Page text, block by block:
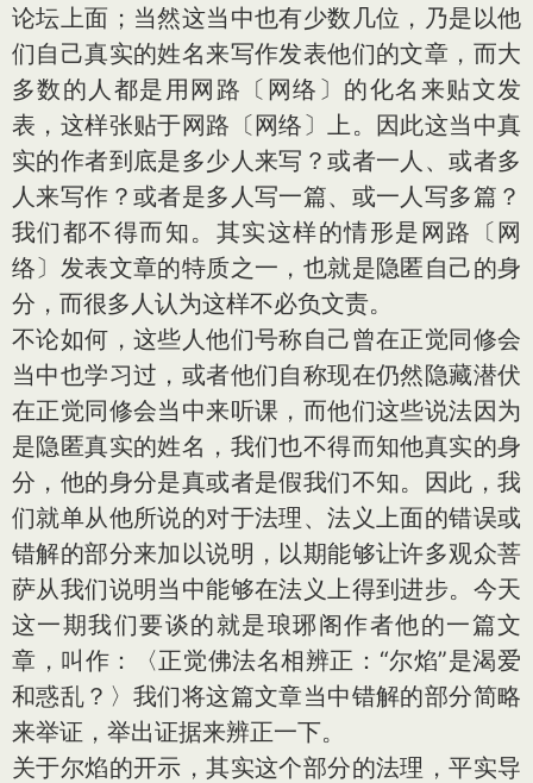
论坛上面；当然这当中也有少数几位，乃是以他
们自己真实的姓名来写作发表他们的文章，而大
多数的人都是用网路〔网络〕的化名来贴文发
表，这样张贴于网路〔网络〕上。因此这当中真
实的作者到底是多少人来写？或者一人、或者多
人来写作？或者是多人写一篇、或一人写多篇？
我们都不得而知。其实这样的情形是网路〔网
络〕发表文章的特质之一，也就是隐匿自己的身
分，而很多人认为这样不必负文责。
不论如何，这些人他们号称自己曾在正觉同修会
当中也学习过，或者他们自称现在仍然隐藏潜伏
在正觉同修会当中来听课，而他们这些说法因为
是隐匿真实的姓名，我们也不得而知他真实的身
分，他的身分是真或者是假我们不知。因此，我
们就单从他所说的对于法理、法义上面的错误或
错解的部分来加以说明，以期能够让许多观众菩
萨从我们说明当中能够在法义上得到进步。今天
这一期我们要谈的就是琅琊阁作者他的一篇文
章，叫作：〈正觉佛法名相辨正：“尔焰”是渴爱
和惑乱？〉我们将这篇文章当中错解的部分简略
来举证，举出证据来辨正一下。
关于尔焰的开示，其实这个部分的法理，平实导